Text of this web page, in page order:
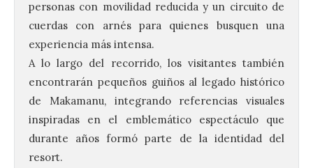
personas con movilidad reducida y un circuito de
cuerdas con arnés para quienes busquen una
experiencia más intensa.
A lo largo del recorrido, los visitantes también
encontrarán pequeños guiños al legado histórico
de Makamanu, integrando referencias visuales
inspiradas en el emblemático espectáculo que
durante años formó parte de la identidad del
resort.